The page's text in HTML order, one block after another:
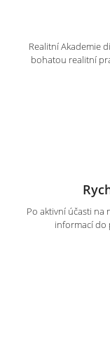
Realitní Akademie
bohatou realitní
Po aktivní účasti na
informací do